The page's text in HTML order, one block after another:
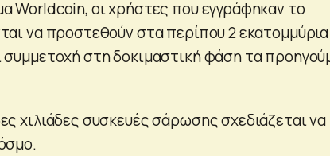
Worldcoin, οι χρήστες που εγγράφηκαν το
να προστεθούν στα περίπου 2 εκατομμύρια
στη δοκιμαστική φάση τα
χιλιάδες συσκευές σάρωσης σχεδιάζεται να